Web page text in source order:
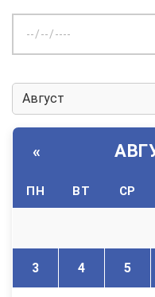
дату:
«
ПН ВТ СР
3 4 5